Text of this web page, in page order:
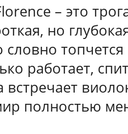
– это
но
работает,
полностью